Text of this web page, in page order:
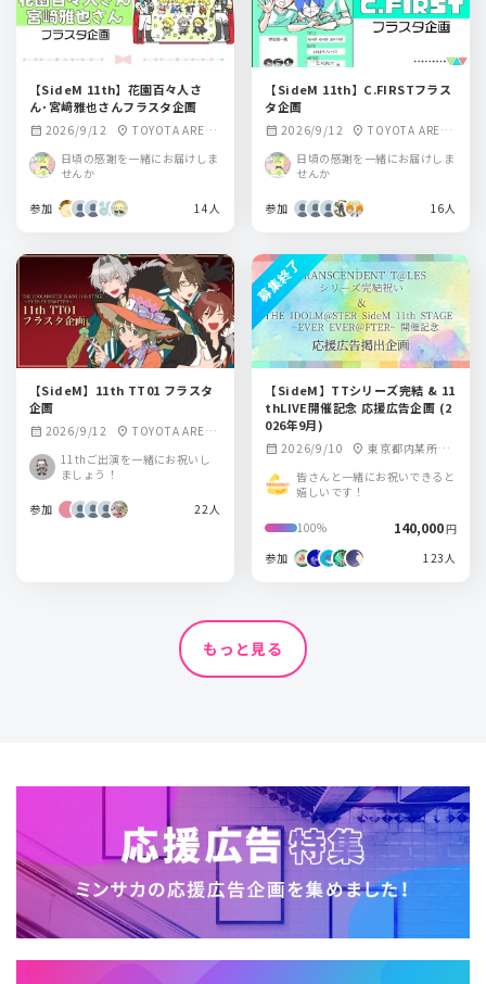
【SideM 11th】花園百々人さ
ん･宮﨑雅也さんフラスタ企画
calendar_month 2026/9/12 location_on TOYOTA ARENA
日頃の感謝を一緒にお届けしま
せんか
参加 14人
【SideM 11th】C.FIRSTフラス
タ企画
calendar_month 2026/9/12 location_on TOYOTA ARENA
日頃の感謝を一緒にお届けしま
せんか
参加 16人
【SideM】11th TT01 フラスタ
企画
calendar_month 2026/9/12 location_on TOYOTA ARENA
TOKYO
11thご出演を一緒にお祝いし
ましょう！
参加 22人
【SideM】TTシリーズ完結 & 11
thLIVE開催記念 応援広告企画 (2
026年9月)
calendar_month 2026/9/10 location_on 東京都内某所
駅/愛知県某所 駅
皆さんと一緒にお祝いできると
嬉しいです！
100% 140,000円
参加
123人
募集終了
もっと見る